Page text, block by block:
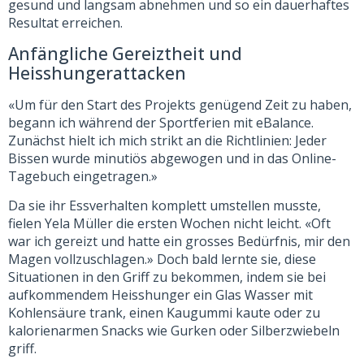
gesund und langsam abnehmen und so ein dauerhaftes
Resultat erreichen.
Anfängliche Gereiztheit und
Heisshungerattacken
«Um für den Start des Projekts genügend Zeit zu haben,
begann ich während der Sportferien mit eBalance.
Zunächst hielt ich mich strikt an die Richtlinien: Jeder
Bissen wurde minutiös abgewogen und in das Online-
Tagebuch eingetragen.»
Da sie ihr Essverhalten komplett umstellen musste,
fielen Yela Müller die ersten Wochen nicht leicht. «Oft
war ich gereizt und hatte ein grosses Bedürfnis, mir den
Magen vollzuschlagen.» Doch bald lernte sie, diese
Situationen in den Griff zu bekommen, indem sie bei
aufkommendem Heisshunger ein Glas Wasser mit
Kohlensäure trank, einen Kaugummi kaute oder zu
kalorienarmen Snacks wie Gurken oder Silberzwiebeln
griff.